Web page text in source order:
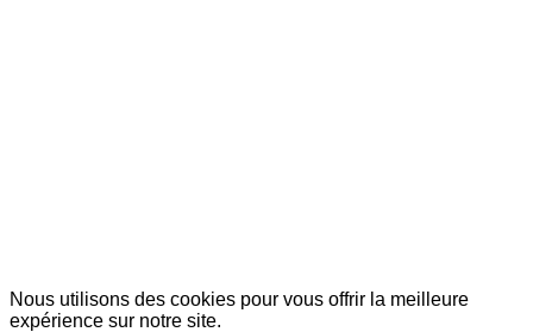
Nous utilisons des cookies pour vous offrir la meilleure
expérience sur notre site.